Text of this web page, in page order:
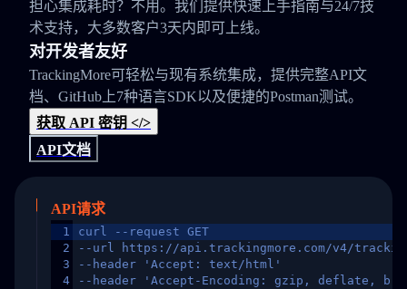
担心集成耗时？不用。我们提供快速上手指南与24/7技
术支持，大多数客户3天内即可上线。
对开发者友好
TrackingMore可轻松与现有系统集成，提供完整API文
档、GitHub上7种语言SDK以及便捷的Postman测试。
获取 API 密钥 </>
API文档
API请求
1
2
3
4
curl --request GET
--url https://api.trackingmore.com/v4/trackings/
--header 'Accept: text/html'
--header 'Accept-Encoding: gzip, deflate,